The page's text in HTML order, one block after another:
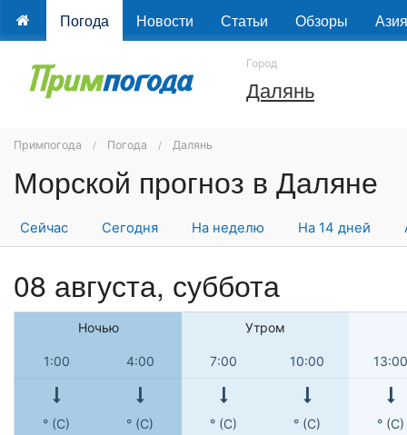
Погода Новости Статьи Обзоры Азия
Город
Далянь
Примпогода Погода Далянь
Морской прогноз в Даляне
Сейчас Сегодня На неделю На 14 дней
08 августа, суббота
Ночью Утром
1:00 4:00 7:00 10:00 13:00
° (С) ° (С) ° (С) ° (С) ° (С)